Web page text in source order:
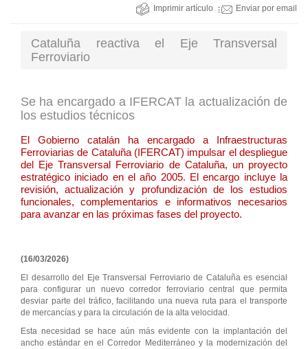
Imprimir artículo Enviar por email
Cataluña reactiva el Eje Transversal
Ferroviario
Se ha encargado a IFERCAT la actualización de
los estudios técnicos
El Gobierno catalán ha encargado a Infraestructuras
Ferroviarias de Cataluña (IFERCAT) impulsar el despliegue
del Eje Transversal Ferroviario de Cataluña, un proyecto
estratégico iniciado en el año 2005. El encargo incluye la
revisión, actualización y profundización de los estudios
funcionales, complementarios e informativos necesarios
para avanzar en las próximas fases del proyecto.
(16/03/2026)
El desarrollo del Eje Transversal Ferroviario de Cataluña es esencial
para configurar un nuevo corredor ferroviario central que permita
desviar parte del tráfico, facilitando una nueva ruta para el transporte
de mercancías y para la circulación de la alta velocidad.
Esta necesidad se hace aún más evidente con la implantación del
ancho estándar en el Corredor Mediterráneo y la modernización del